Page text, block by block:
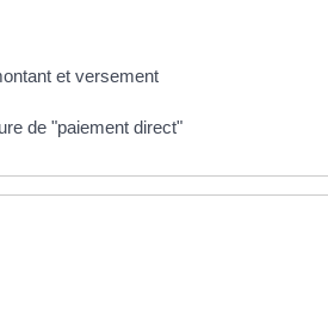
et versement
de "paiement direct"